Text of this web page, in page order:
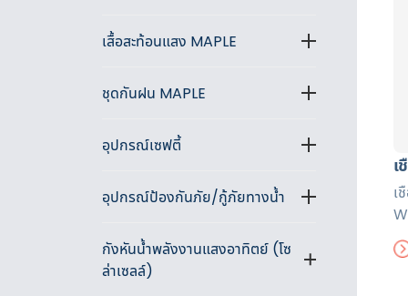
เสื้อสะท้อนแสง MAPLE
ชุดกันฝน MAPLE
อุปกรณ์เซฟตี้
อุปกรณ์ป้องกันภัย/กู้ภัยทางน้ำ
กังหันน้ำพลังงานแสงอาทิตย์ (โซ
ล่าเซลล์)
เ
เ
ห